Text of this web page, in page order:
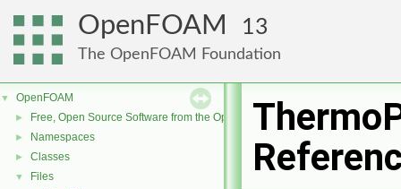
OpenFOAM 13
The OpenFOAM Foundation
▼ OpenFOAM
► Free, Open Source Software from the OpenFOAM Foundation
► Namespaces
► Classes
▼ Files